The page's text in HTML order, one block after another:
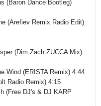
(Baron Dance Bootleg)
(Arefiev Remix Radio Edit)
(Dim Zach ZUCCA Mix)
Wind (ERISTA Remix) 4:44
Radio Remix) 4:15
(Free DJ's & DJ KARP